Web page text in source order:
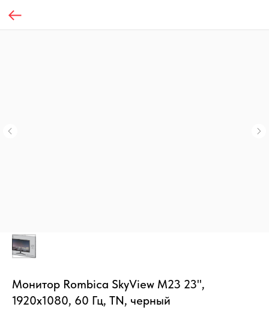
Монитор Rombica SkyView M23 23",
1920x1080, 60 Гц, TN, черный